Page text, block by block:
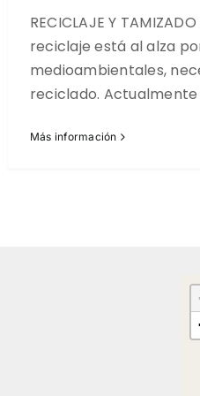
RECICLAJE Y
reciclaje está al alza
medioambientales,
reciclado. Actualmente
Más información